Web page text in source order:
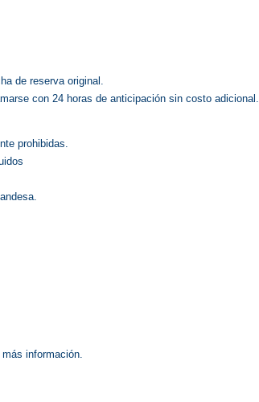
de reserva original.
con 24 horas de anticipación sin costo adicional.
prohibidas.
información.